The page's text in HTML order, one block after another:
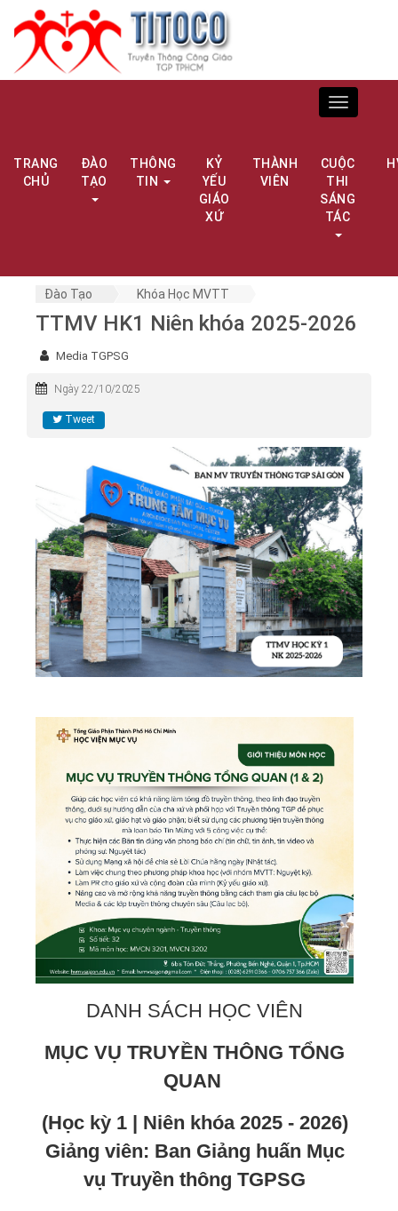
Toggle
navigation
TRANG
CHỦ
ĐÀO
TẠO
THÔNG
TIN
KỶ
YẾU
GIÁO
XỨ
THÀNH
VIÊN
CUỘC
THI
SÁNG
TÁC
Đào Tạo Khóa Học MVTT
TTMV HK1 Niên khóa 2025-2026
Media TGPSG
Ngày 22/10/2025
Tweet
DANH SÁCH HỌC VIÊN
MỤC VỤ TRUYỀN THÔNG TỔNG
QUAN
(Học kỳ 1 | Niên khóa 2025 - 2026)
Giảng viên: Ban Giảng huấn Mục
vụ Truyền thông TGPSG